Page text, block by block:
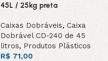
45L / 25kg preta
Caixas Dobráveis,Caixa
Dobrável CD-240 de 45
litros, Produtos Plásticos
R$ 71,00